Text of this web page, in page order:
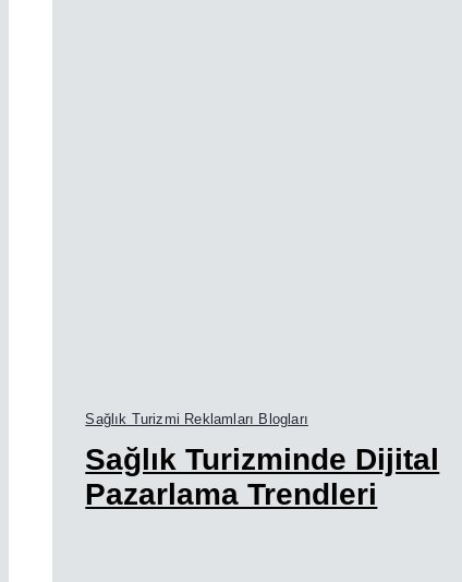
Sağlık Turizmi Reklamları Blogları
Sağlık Turizminde Dijital
Pazarlama Trendleri